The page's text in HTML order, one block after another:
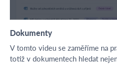
Dokumenty
V tomto videu se zaměříme na
totiž v dokumentech hledat